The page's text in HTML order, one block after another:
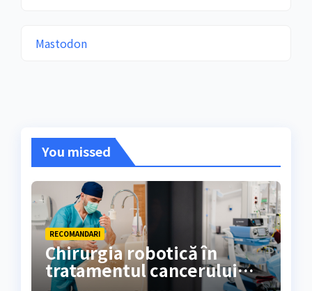
Mastodon
You missed
RECOMANDARI
Chirurgia robotică în
tratamentul cancerului